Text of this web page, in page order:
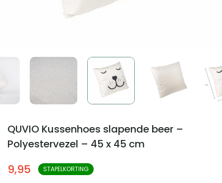
QUVIO Kussenhoes slapende beer –
Polyestervezel – 45 x 45 cm
9,95 STAPELKORTING